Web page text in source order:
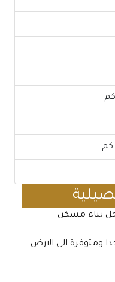
بناء مسكن
ومتوفرة الى الارض